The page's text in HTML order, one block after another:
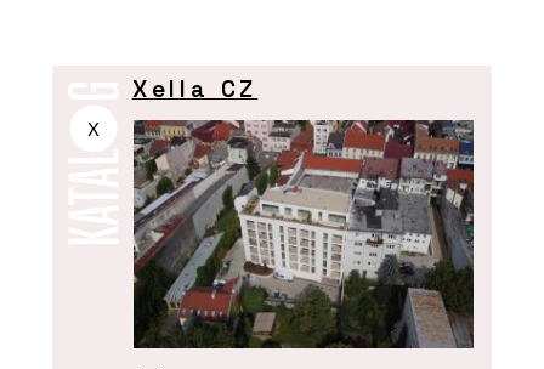
X
Xella CZ